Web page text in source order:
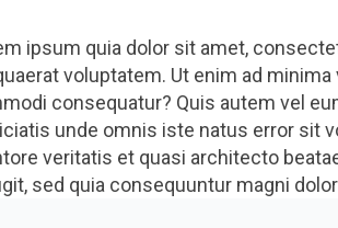
ipsum quia dolor sit amet,
voluptatem. Ut enim ad
consequatur? Quis autem vel
unde omnis iste natus error sit
veritatis et quasi architecto
sed quia consequuntur magni